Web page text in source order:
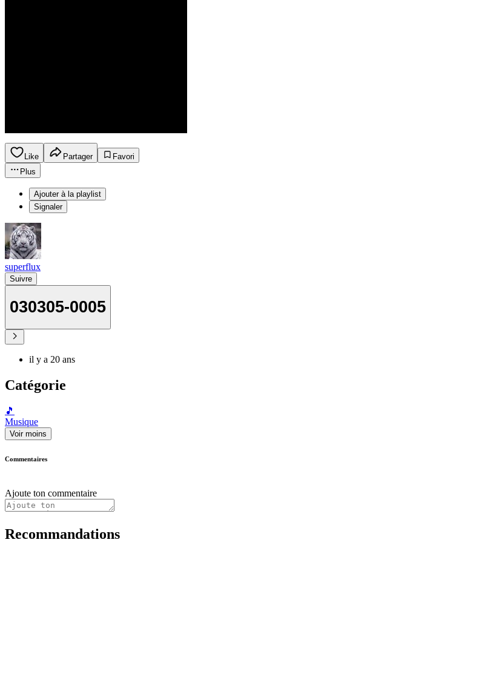
Like Partager
Favori
Plus
Ajouter à la playlist
Signaler
superflux
Suivre
030305-0005
il y a 20 ans
Catégorie
🎵
Musique
Voir moins
Commentaires
Ajoute ton commentaire
Recommandations